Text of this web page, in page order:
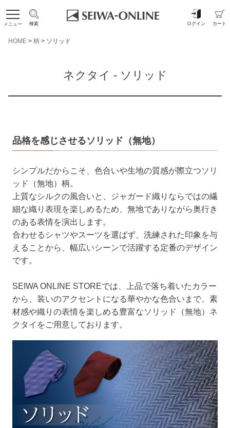
メニュー 検索 ログイン カート
HOME 柄 ソリッド
ネクタイ - ソリッド
品格を感じさせるソリッド（無地）
シンプルだからこそ、色合いや生地の質感が際立つソリ
ッド（無地）柄。
上質なシルクの風合いと、ジャガード織りならではの繊
細な織り表現を楽しめるため、無地でありながら奥行き
のある表情を演出します。
合わせるシャツやスーツを選ばず、洗練された印象を与
えることから、幅広いシーンで活躍する定番のデザイン
です。
SEIWA ONLINE STOREでは、上品で落ち着いたカラー
から、装いのアクセントになる華やかな色合いまで、素
材感や織りの表情を楽しめる豊富なソリッド（無地）ネ
クタイをご用意しております。